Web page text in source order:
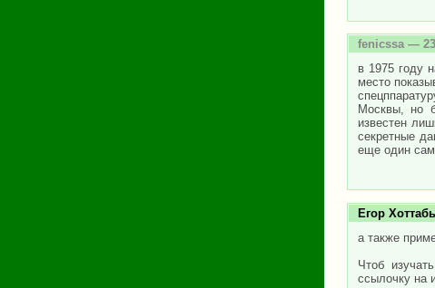
fenicssa—
в 1975 году
место
Москвы, но
известен
секретные
еще один
Егор
а также
Чтоб
ссылочку на